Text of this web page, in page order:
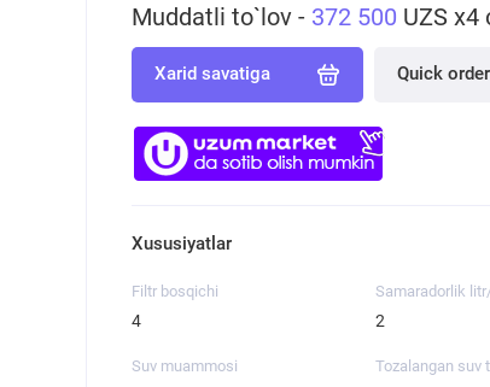
Muddatli to`lov - 372 500 UZS x4
Xarid savatiga Quick order
Xususiyatlar
Filtr bosqichi
4
Samaradorlik
2
Suv muammosi Tozalangan suv